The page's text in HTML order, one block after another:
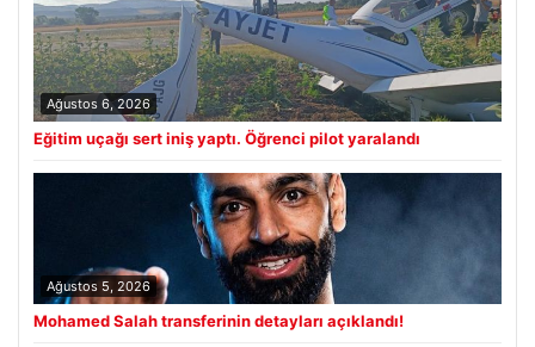
Ağustos 6, 2026
Eğitim uçağı sert iniş yaptı. Öğrenci pilot yaralandı
Ağustos 5, 2026
Mohamed Salah transferinin detayları açıklandı!